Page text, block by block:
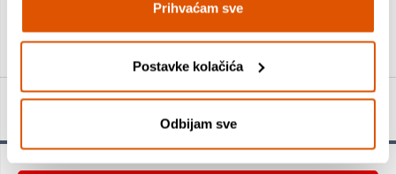
Prihvaćam sve
Postavke kolačića
Odbijam sve